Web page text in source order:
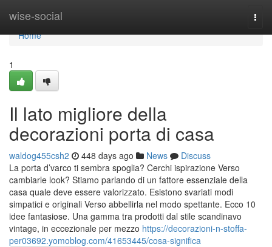
wise-social
Home
Home
1
Il lato migliore della
decorazioni porta di casa
waldog455csh2 448 days ago News
Discuss
La porta d’varco ti sembra spoglia? Cerchi ispirazione Verso
cambiarle look? Stiamo parlando di un fattore essenziale della
casa quale deve essere valorizzato. Esistono svariati modi
simpatici e originali Verso abbellirla nel modo spettante. Ecco 10
idee fantasiose. Una gamma tra prodotti dal stile scandinavo
vintage, in eccezionale per mezzo https://decorazioni-n-stoffa-
per03692.yomoblog.com/41653445/cosa-significa